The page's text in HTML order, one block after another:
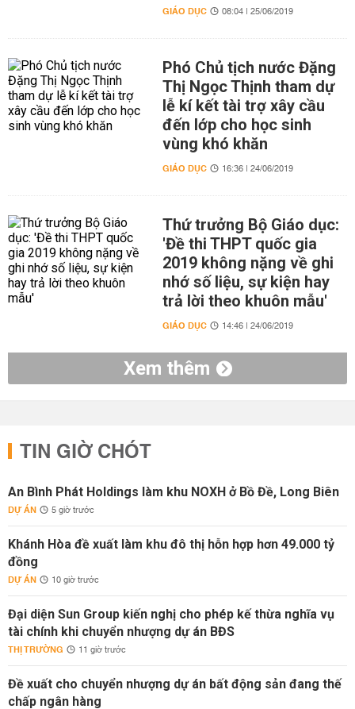
GIÁO DỤC 08:04 | 25/06/2019
Phó Chủ tịch nước Đặng
Thị Ngọc Thịnh tham dự
lễ kí kết tài trợ xây cầu
đến lớp cho học sinh
vùng khó khăn
GIÁO DỤC 16:36 | 24/06/2019
Thứ trưởng Bộ Giáo dục:
'Đề thi THPT quốc gia
2019 không nặng về ghi
nhớ số liệu, sự kiện hay
trả lời theo khuôn mẫu'
GIÁO DỤC 14:46 | 24/06/2019
Xem thêm
TIN GIỜ CHÓT
An Bình Phát Holdings làm khu NOXH ở Bồ Đề, Long Biên
DỰ ÁN 5 giờ trước
Khánh Hòa đề xuất làm khu đô thị hỗn hợp hơn 49.000 tỷ
đồng
DỰ ÁN 10 giờ trước
Đại diện Sun Group kiến nghị cho phép kế thừa nghĩa vụ
tài chính khi chuyển nhượng dự án BĐS
THỊ TRƯỜNG 11 giờ trước
Đề xuất cho chuyển nhượng dự án bất động sản đang thế
chấp ngân hàng